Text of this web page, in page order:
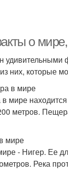
о
них, которые
в мире
метров.
мире
- Нигер. Ее
Река